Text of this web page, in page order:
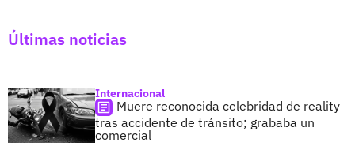
Últimas noticias
Internacional
Muere reconocida celebridad de reality
tras accidente de tránsito; grababa un
comercial